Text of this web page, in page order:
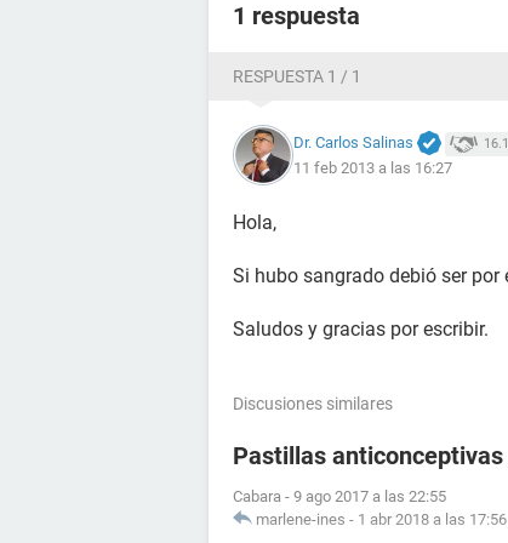
1 respuesta
RESPUESTA 1 / 1
Dr. Carlos Salinas
11 feb 2013 a las 16:27
Hola,
Si hubo sangrado debió ser
Saludos y gracias por escribir.
Discusiones similares
Pastillas
Cabara - 9 ago 2017 a las 22:55
marlene-ines - 1 abr 2018 a las 17:56